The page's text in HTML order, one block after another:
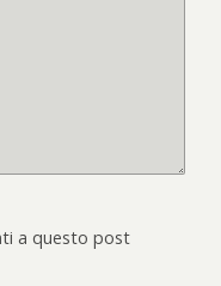
a questo post